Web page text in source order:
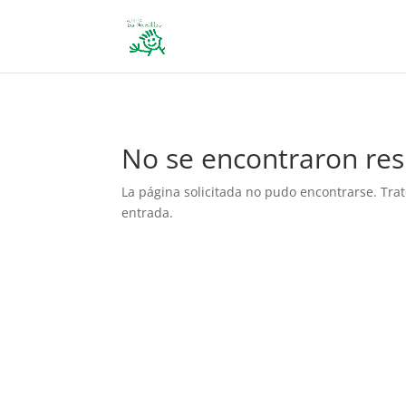
No se encontraron
La página solicitada no pudo encontrarse.
entrada.